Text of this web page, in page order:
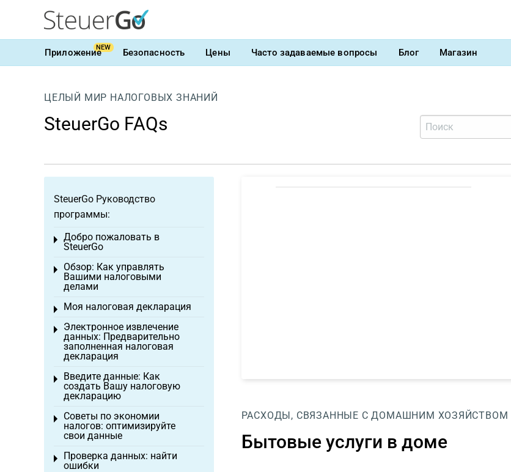
ПриложениеNEW Безопасность Цены Часто задаваемые вопросы Блог Магазин
ЦЕЛЫЙ МИР НАЛОГОВЫХ ЗНАНИЙ
SteuerGo FAQs
РАСХОДЫ, СВЯЗАННЫЕ С ДОМАШНИМ ХОЗЯЙСТВОМ
Бытовые услуги в доме
SteuerGo Руководство
программы:
Добро пожаловать в
SteuerGo
Toggle menu
Обзор: Как управлять
Вашими налоговыми
делами
Toggle menu
Моя налоговая декларация
Toggle menu
Электронное извлечение
данных: Предварительно
заполненная налоговая
декларация
Toggle menu
Введите данные: Как
создать Вашу налоговую
декларацию
Toggle menu
Советы по экономии
налогов: оптимизируйте
свои данные
Toggle menu
Проверка данных: найти
ошибки
Toggle menu